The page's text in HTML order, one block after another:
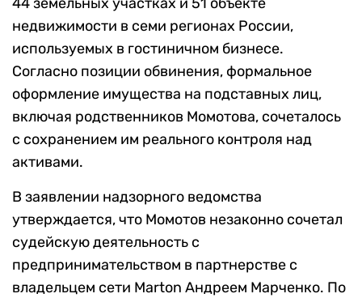
недвижимости в семи регионах России,
используемых в гостиничном бизнесе.
Согласно позиции обвинения, формальное
оформление имущества на подставных лиц,
включая родственников Момотова, сочеталось
с сохранением им реального контроля над
активами.
В заявлении надзорного ведомства
утверждается, что Момотов незаконно сочетал
судейскую деятельность с
предпринимательством в партнерстве с
владельцем сети Marton Андреем Марченко. По